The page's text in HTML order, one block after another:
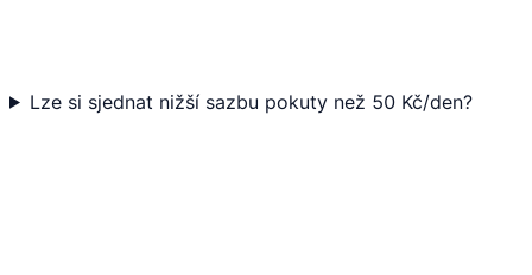
Lze si sjednat nižší sazbu pokuty než 50 Kč/den?